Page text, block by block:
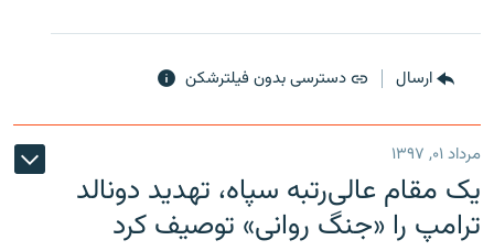
ارسال دسترسی بدون فیلترشکن
مرداد ۰۱, ۱۳۹۷
یک مقام عالی‌رتبه سپاه، تهدید دونالد
ترامپ را «جنگ روانی» توصیف کرد